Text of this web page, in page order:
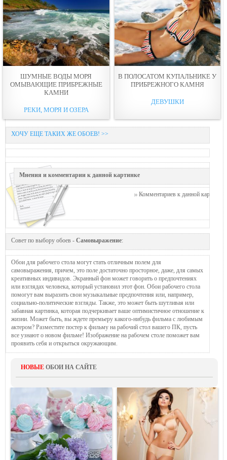
ШУМНЫЕ ВОДЫ МОРЯ
ОМЫВАЮЩИЕ ПРИБРЕЖНЫЕ
КАМНИ
РЕКИ, МОРЯ И ОЗЕРА
В ПОЛОСАТОМ КУПАЛЬНИКЕ У
ПРИБРЕЖНОГО КАМНЯ
ДЕВУШКИ
ХОЧУ ЕЩЕ ТАКИХ ЖЕ ОБОЕВ! >>
Мнения и комментарии к данной картинке
Комментариев к данной картинке
Совет по выбору обоев - Самовыражение:
Обои для рабочего стола могут стать отличным полем для
самовыражения, причем, это поле достаточно просторное, даже, для самых
креативных индивидов. Экранный фон может говорить о предпочтениях
или взглядах человека, который установил этот фон. Обои рабочего стола
помогут вам выразить свои музыкальные предпочтения или, например,
социально-политические взгляды. Также, это может быть шутливая или
забавная картинка, которая подчеркивает ваше оптимистичное отношение к
жизни. Может быть, вы ждете премьеру какого-нибудь фильма с любимым
актером? Разместите постер к фильму на рабочий стол вашего ПК, пусть
все узнают о новом фильме! Изображение на рабочем столе поможет вам
проявить себя и открыться окружающим.
НОВЫЕ ОБОИ НА САЙТЕ